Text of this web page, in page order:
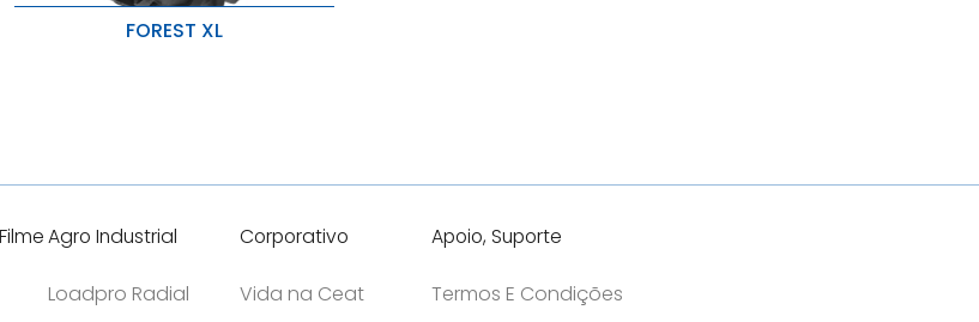
FOREST XL
Agro Industrial
Loadpro Radial
Corporativo
Vida na Ceat
Apoio, Suporte
Termos E Condições